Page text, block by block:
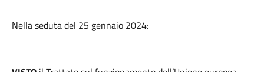
Nella seduta del 25 gennaio 2024: